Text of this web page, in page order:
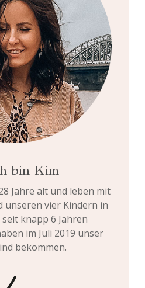
bin Kim
Jahre alt und leben mit
unseren vier Kindern in
knapp 6 Jahren
im Juli 2019 unser
bekommen.